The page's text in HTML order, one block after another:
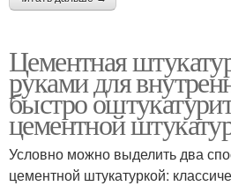
Цементная
руками для
быстро
цементной
Условно можно выделить два
цементной штукатуркой: